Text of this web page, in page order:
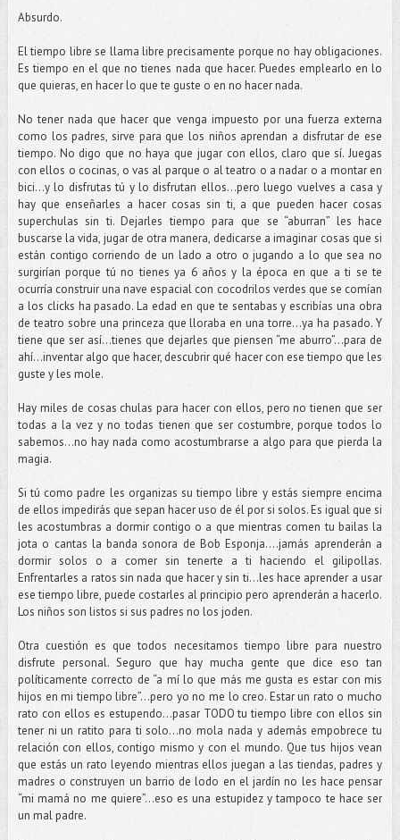
Absurdo.
El tiempo libre se llama libre precisamente porque no hay obligaciones.
Es tiempo en el que no tienes nada que hacer. Puedes emplearlo en lo
que quieras, en hacer lo que te guste o en no hacer nada.
No tener nada que hacer que venga impuesto por una fuerza externa
como los padres, sirve para que los niños aprendan a disfrutar de ese
tiempo. No digo que no haya que jugar con ellos, claro que sí. Juegas
con ellos o cocinas, o vas al parque o al teatro o a nadar o a montar en
bici…y lo disfrutas tú y lo disfrutan ellos...pero luego vuelves a casa y
hay que enseñarles a hacer cosas sin ti, a que pueden hacer cosas
superchulas sin ti. Dejarles tiempo para que se “aburran” les hace
buscarse la vida, jugar de otra manera, dedicarse a imaginar cosas que si
están contigo corriendo de un lado a otro o jugando a lo que sea no
surgirían porque tú no tienes ya 6 años y la época en que a ti se te
ocurría construir una nave espacial con cocodrilos verdes que se comían
a los clicks ha pasado. La edad en que te sentabas y escribías una obra
de teatro sobre una princeza que lloraba en una torre...ya ha pasado. Y
tiene que ser así…tienes que dejarles que piensen “me aburro”...para de
ahí…inventar algo que hacer, descubrir qué hacer con ese tiempo que les
guste y les mole.
Hay miles de cosas chulas para hacer con ellos, pero no tienen que ser
todas a la vez y no todas tienen que ser costumbre, porque todos lo
sabemos...no hay nada como acostumbrarse a algo para que pierda la
magia.
Si tú como padre les organizas su tiempo libre y estás siempre encima
de ellos impedirás que sepan hacer uso de él por si solos. Es igual que si
les acostumbras a dormir contigo o a que mientras comen tu bailas la
jota o cantas la banda sonora de Bob Esponja….jamás aprenderán a
dormir solos o a comer sin tenerte a ti haciendo el gilipollas.
Enfrentarles a ratos sin nada que hacer y sin ti…les hace aprender a usar
ese tiempo libre, puede costarles al principio pero aprenderán a hacerlo.
Los niños son listos si sus padres no los joden.
Otra cuestión es que todos necesitamos tiempo libre para nuestro
disfrute personal. Seguro que hay mucha gente que dice eso tan
políticamente correcto de “a mí lo que más me gusta es estar con mis
hijos en mi tiempo libre”…pero yo no me lo creo. Estar un rato o mucho
rato con ellos es estupendo…pasar TODO tu tiempo libre con ellos sin
tener ni un ratito para ti solo…no mola nada y además empobrece tu
relación con ellos, contigo mismo y con el mundo. Que tus hijos vean
que estás un rato leyendo mientras ellos juegan a las tiendas, padres y
madres o construyen un barrio de lodo en el jardín no les hace pensar
“mi mamá no me quiere”…eso es una estupidez y tampoco te hace ser
un mal padre.